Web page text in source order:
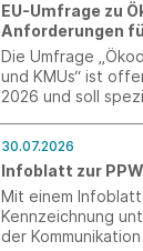
EU-Umfrage zu
Anforderungen
Die Umfrage
und KMUs“ ist
2026 und soll
30.07.2026
Infoblatt zur
Mit einem Infoblatt
Kennzeichnung
der